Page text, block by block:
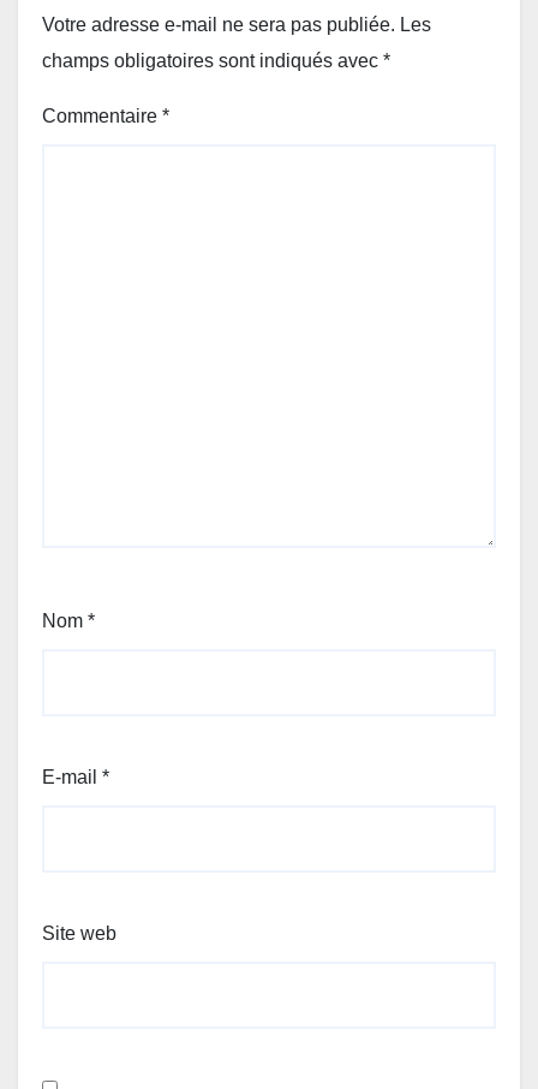
Votre adresse e-mail ne sera pas publiée. Les
champs obligatoires sont indiqués avec *
Commentaire *
Nom *
E-mail *
Site web